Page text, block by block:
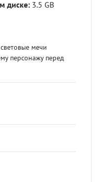
диске: 3.5 GB
мечи
персонажу перед